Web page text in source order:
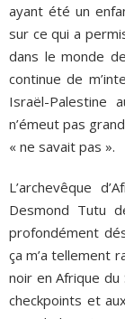
ayant été un
sur ce qui a
dans le monde
continue de
Israël-
n’émeut pas
« ne savait pas ».
L’archevêque
Desmond Tutu
profondément
ça m’a tellement
noir en Afrique du
checkpoints et